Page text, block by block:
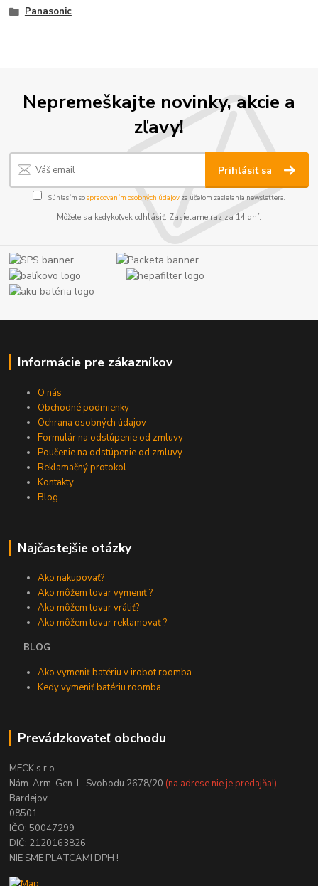
Panasonic
Nepremeškajte novinky, akcie a
zľavy!
Prihlásiť sa
Súhlasím sospracovaním osobných údajov za účelom zasielania newslettera.
Môžete sa kedykoľvek odhlásiť. Zasielame raz za 14 dní.
Informácie pre zákazníkov
O nás
Obchodné podmienky
Ochrana osobných údajov
Formulár na odstúpenie od zmluvy
Poučenie na odstúpenie od zmluvy
Reklamačný protokol
Kontakty
Blog
Najčastejšie otázky
Ako nakupovať?
Ako môžem tovar vymeniť ?
Ako môžem tovar vrátiť?
Ako môžem tovar reklamovať ?
BLOG
Ako vymeniť batériu v irobot roomba
Kedy vymeniť batériu roomba
Prevádzkovateľ obchodu
MECK s.r.o.
Nám. Arm. Gen. L. Svobodu 2678/20 (na adrese nie je predajňa!)
Bardejov
08501
IČO: 50047299
DIČ: 2120163826
NIE SME PLATCAMI DPH !